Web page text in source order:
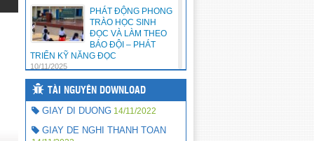
chuyện theo sách năm 2019
(06/05/2019)
DUYỆT HỒ SƠ ĐỀ NGHỊ HỖ
TRỢ CHI PHÍ HỌC TẬP THEO NĐ
86 VÀ NQ 31 ĐỢT 1/2019
(18/04/2019)
PHÁT ĐỘNG PHONG
TRÀO HỌC SINH
ĐỌC VÀ LÀM THEO
BÁO ĐỘI – PHÁT
TRIỂN KỸ NĂNG ĐỌC
10/11/2025
CHẾ ĐỘ HỖ TRỢ
CHI PHÍ HỌC TẬP
CHO HỌC SINH
THEO NGHỊ ĐỊNH
238/2025/NĐ-CP
TÀI NGUYÊN DOWNLOAD
GIAY DI DUONG 14/11/2022
GIAY DE NGHI THANH TOAN